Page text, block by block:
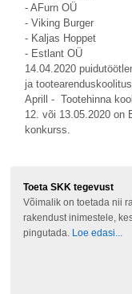
- AFurn OÜ
- Viking Burger
- Kaljas Hoppet
- Estlant OÜ
14.04.2020
ja
Aprill - Tootehinna
12. või 13.05.2020 on
konkurss.
Toeta SKK tegevust
Võimalik on toetada nii
rakendust inimestele,
pingutada.
Loe edasi...